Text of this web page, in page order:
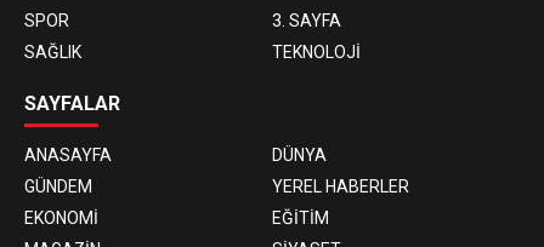
SPOR
3. SAYFA
SAĞLIK
TEKNOLOJİ
SAYFALAR
ANASAYFA
DÜNYA
GÜNDEM
YEREL HABERLER
EKONOMİ
EĞİTİM